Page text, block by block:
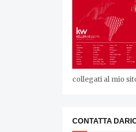
collegati al mio
CONTATTA